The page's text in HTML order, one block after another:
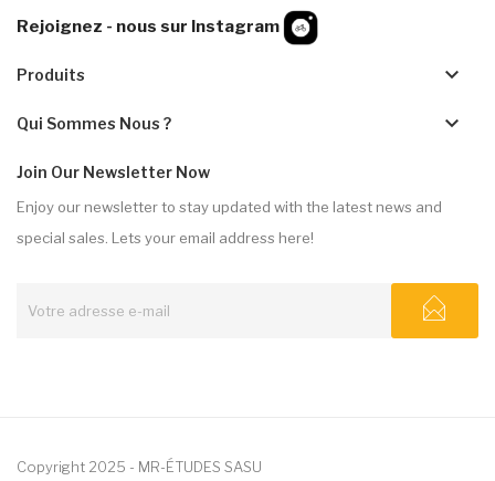
Rejoignez - nous sur Instagram
Produits keyboard_arrow_down
Qui Sommes Nous ? keyboard_arrow_down
Join Our Newsletter Now
Enjoy our newsletter to stay updated with the latest news and
special sales. Lets your email address here!
Copyright 2025 - MR-ÉTUDES SASU